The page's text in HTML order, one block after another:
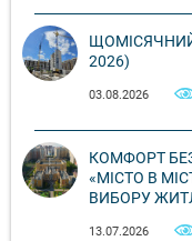
ЩОМІСЯЧНИЙ
2026)
03.08.2026
КОМФОРТ
«МІСТО В
ВИБОРУ
13.07.2026